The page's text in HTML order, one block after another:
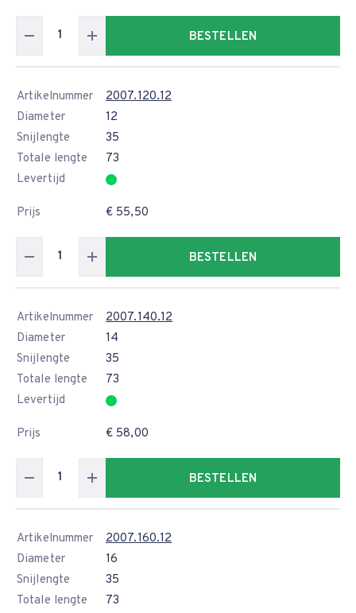
BESTELLEN
Artikelnummer
2007.120.12
Diameter
12
Snijlengte
35
Totale lengte
73
Levertijd
Prijs € 55,50
BESTELLEN
Artikelnummer
2007.140.12
Diameter
14
Snijlengte
35
Totale lengte
73
Levertijd
Prijs € 58,00
BESTELLEN
Artikelnummer
2007.160.12
Diameter
16
Snijlengte
35
Totale lengte
73